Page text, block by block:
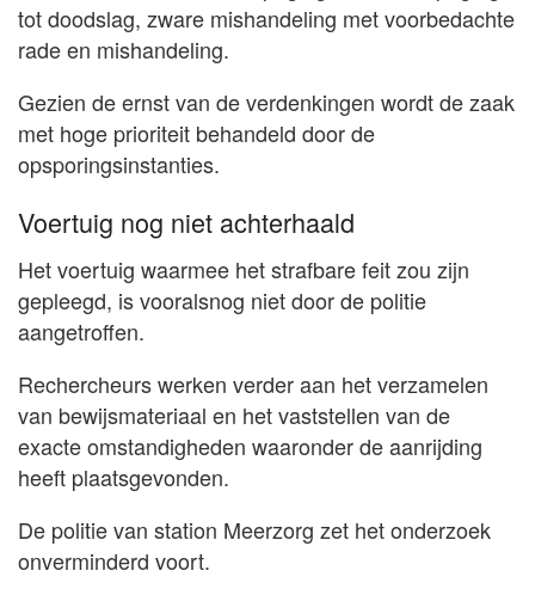
tot doodslag, zware mishandeling met voorbedachte
rade en mishandeling.
Gezien de ernst van de verdenkingen wordt de zaak
met hoge prioriteit behandeld door de
opsporingsinstanties.
Voertuig nog niet achterhaald
Het voertuig waarmee het strafbare feit zou zijn
gepleegd, is vooralsnog niet door de politie
aangetroffen.
Rechercheurs werken verder aan het verzamelen
van bewijsmateriaal en het vaststellen van de
exacte omstandigheden waaronder de aanrijding
heeft plaatsgevonden.
De politie van station Meerzorg zet het onderzoek
onverminderd voort.